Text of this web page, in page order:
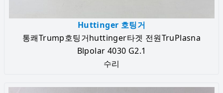
Huttinger 호팅거
통쾌Trump호팅거huttinger타겟 전원TruPlasna
Blpolar 4030 G2.1
수리